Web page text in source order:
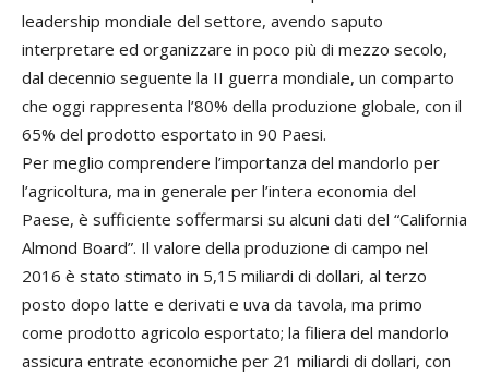
leadership mondiale del settore, avendo saputo
interpretare ed organizzare in poco più di mezzo secolo,
dal decennio seguente la II guerra mondiale, un comparto
che oggi rappresenta l’80% della produzione globale, con il
65% del prodotto esportato in 90 Paesi.
Per meglio comprendere l’importanza del mandorlo per
l’agricoltura, ma in generale per l’intera economia del
Paese, è sufficiente soffermarsi su alcuni dati del “California
Almond Board”. Il valore della produzione di campo nel
2016 è stato stimato in 5,15 miliardi di dollari, al terzo
posto dopo latte e derivati e uva da tavola, ma primo
come prodotto agricolo esportato; la filiera del mandorlo
assicura entrate economiche per 21 miliardi di dollari, con